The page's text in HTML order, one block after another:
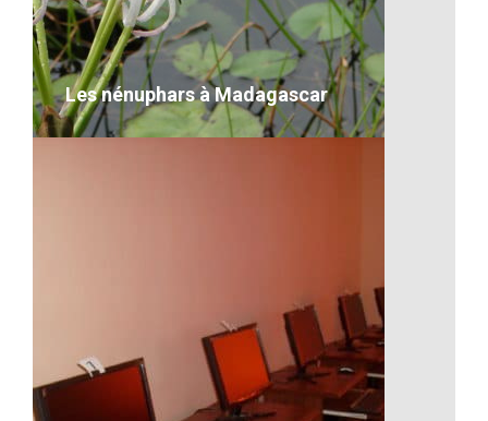
VOIR LE DÉTAIL
Les nénuphars à Madagascar